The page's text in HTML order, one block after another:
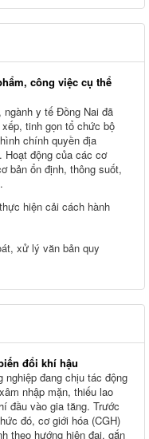
công việc cụ thể
ngành y tế Đồng Nai đã
tinh gọn tổ chức bộ
chính quyền địa
Hoạt động của các cơ
bản ổn định, thông suốt,
hiện cải cách hành
xử lý văn bản quy
đổi khí hậu
nghiệp đang chịu tác động
nhập mặn, thiếu lao
đầu vào gia tăng. Trước
đó, cơ giới hóa (CGH)
theo hướng hiện đại, gắn